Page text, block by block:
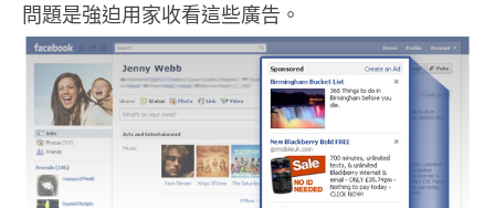
問題是強迫用家收看這些廣告。